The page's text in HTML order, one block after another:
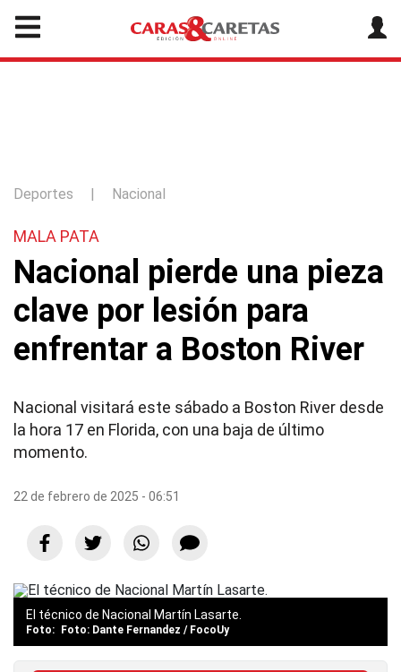
Deportes | Nacional
MALA PATA
Nacional pierde una pieza
clave por lesión para
enfrentar a Boston River
Nacional visitará este sábado a Boston River desde
la hora 17 en Florida, con una baja de último
momento.
22 de febrero de 2025 - 06:51
El técnico de Nacional Martín Lasarte.
Foto: Dante Fernandez / FocoUy